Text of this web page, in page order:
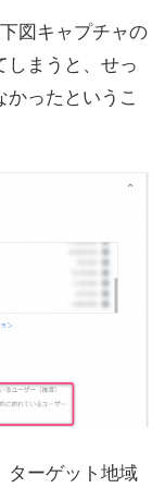
図キャプチャの
しまうと、せっ
ったというこ
ターゲット地域